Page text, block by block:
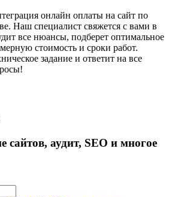
онлайн оплаты на сайт по
. Наш специалист свяжется с вами в
все нюансы, подберет оптимальное
стоимость и сроки работ.
задание и ответит на все
сайтов, аудит, SEO и многое